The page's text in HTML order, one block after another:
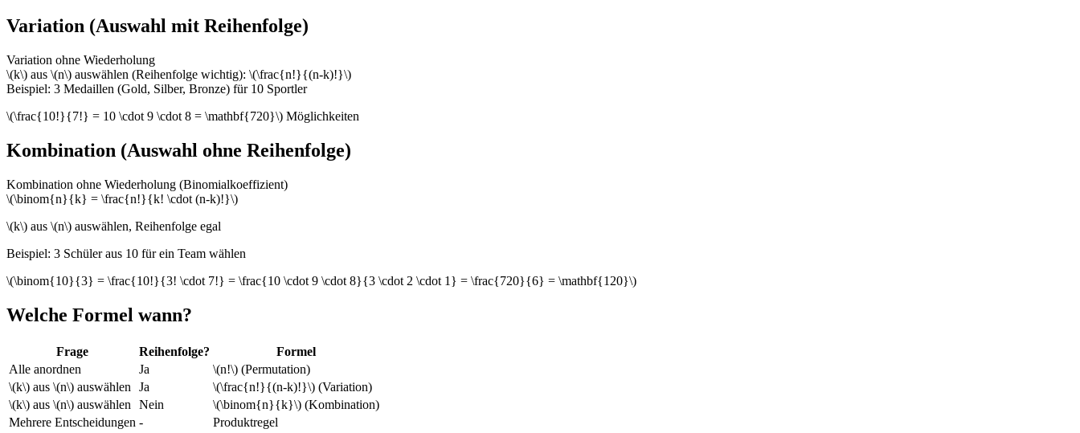
Variation (Auswahl mit Reihenfolge)
Variation ohne Wiederholung
\(k\) aus \(n\) auswählen (Reihenfolge wichtig): \(\frac{n!}{(n-k)!}\)
Beispiel: 3 Medaillen (Gold, Silber, Bronze) für 10 Sportler
\(\frac{10!}{7!} = 10 \cdot 9 \cdot 8 = \mathbf{720}\) Möglichkeiten
Kombination (Auswahl ohne Reihenfolge)
Kombination ohne Wiederholung (Binomialkoeffizient)
\(\binom{n}{k} = \frac{n!}{k! \cdot (n-k)!}\)
\(k\) aus \(n\) auswählen, Reihenfolge egal
Beispiel: 3 Schüler aus 10 für ein Team wählen
\(\binom{10}{3} = \frac{10!}{3! \cdot 7!} = \frac{10 \cdot 9 \cdot 8}{3 \cdot 2 \cdot 1} = \frac{720}{6} = \mathbf{120}\)
Welche Formel wann?
Frage Reihenfolge?
Formel
Alle anordnen
Ja
\(n!\) (Permutation)
\(k\) aus \(n\) auswählen
Ja
\(\frac{n!}{(n-k)!}\) (Variation)
\(k\) aus \(n\) auswählen
Nein
\(\binom{n}{k}\) (Kombination)
Mehrere Entscheidungen - Produktregel